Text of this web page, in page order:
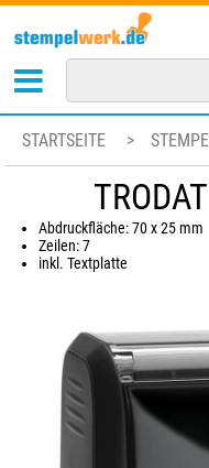
STARTSEITE >
Abdruckfläche: 70 x 25 mm
Zeilen: 7
inkl. Textplatte